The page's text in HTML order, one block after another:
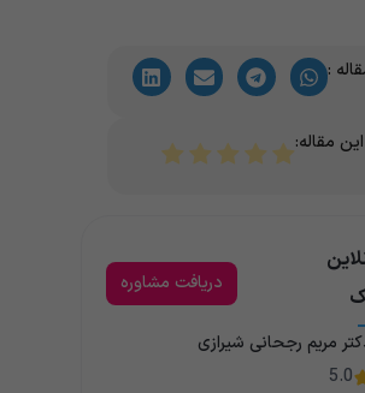
:
مقاله:
دریافت مشاوره
مریم رجحانی شیرازی
5.0